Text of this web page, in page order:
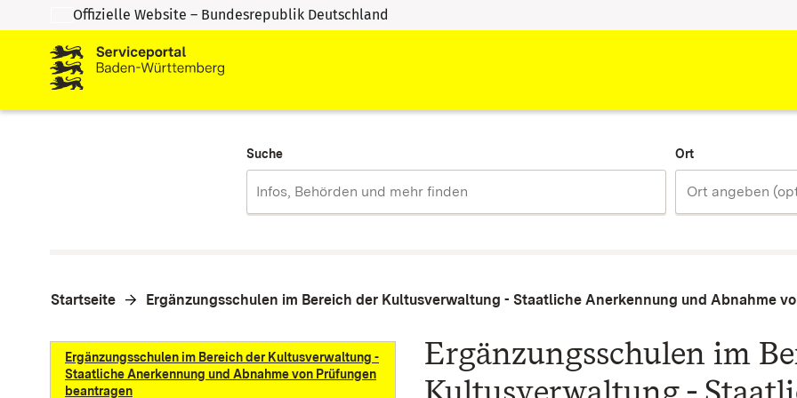
Zum Inhalt springen
Zur Suche springen
Offizielle Website – Bundesrepublik Deutschland
Suche Ort
Startseite Ergänzungsschulen im Bereich der Kultusverwaltung - Staatliche Anerkennung und Abnahme
Ergänzungsschulen im Bereich der Kultusverwaltung -
Staatliche Anerkennung und Abnahme von Prüfungen
beantragen
Ergänzungsschulen im